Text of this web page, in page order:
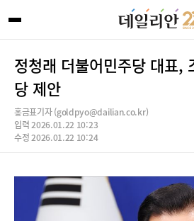
정청래 더불어민주당 대표,
당 제안
홍금표기자 (goldpyo@dailian.co.kr)
입력 2026.01.22 10:23
수정 2026.01.22 10:24